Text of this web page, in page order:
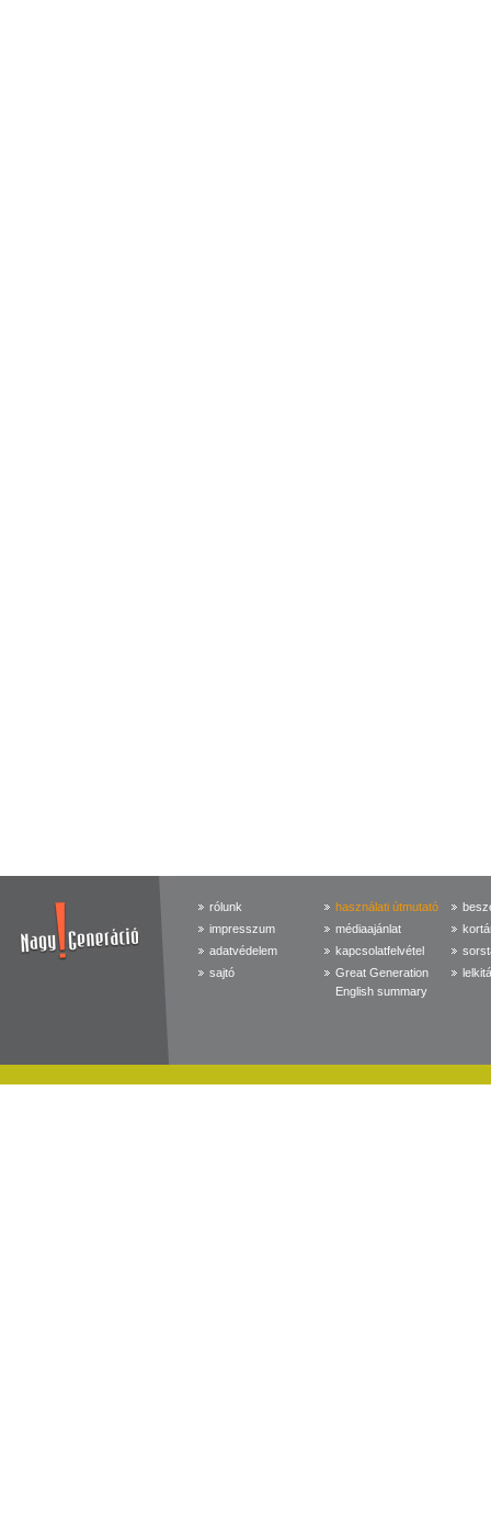
rólunk
impresszum
adatvédelem
sajtó
használati útmutató
médiaajánlat
kapcsolatfelvétel
Great Generation
English summary